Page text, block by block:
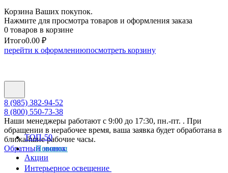
Корзина Ваших покупок.
Нажмите для просмотра товаров и оформления заказа
0 товаров в корзине
Итого0.00 ₽
перейти к оформлениюпосмотреть корзину
8 (985) 382-94-52
8 (800) 550-73-38
Наши менеджеры работают с 9:00 до 17:30, пн.-пт. . При
обращении в нерабочее время, ваша заявка будет обработана в
ближайшие рабочие часы.
Обратный звонок
ТОП-50
Новинки
Акции
Интерьерное освещение